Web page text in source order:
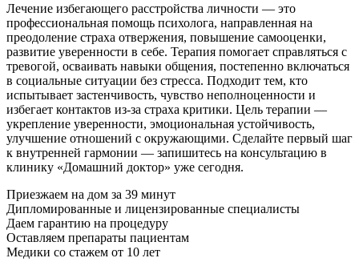
Лечение избегающего расстройства личности — это
профессиональная помощь психолога, направленная на
преодоление страха отвержения, повышение самооценки,
развитие уверенности в себе. Терапия помогает справляться с
тревогой, осваивать навыки общения, постепенно включаться
в социальные ситуации без стресса. Подходит тем, кто
испытывает застенчивость, чувство неполноценности и
избегает контактов из-за страха критики. Цель терапии —
укрепление уверенности, эмоциональная устойчивость,
улучшение отношений с окружающими. Сделайте первый шаг
к внутренней гармонии — запишитесь на консультацию в
клинику «Домашний доктор» уже сегодня.
Приезжаем на дом за 39 минут
Дипломированные и лицензированные специалисты
Даем гарантию на процедуру
Оставляем препараты пациентам
Медики со стажем от 10 лет